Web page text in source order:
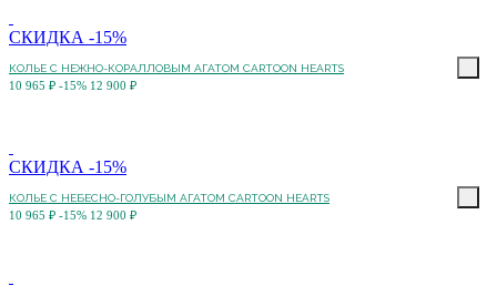
СКИДКА -15%
КОЛЬЕ C НЕЖНО-КОРАЛЛОВЫМ АГАТОМ CARTOON HEARTS
10 965 ₽ -15% 12 900 ₽
СКИДКА -15%
КОЛЬЕ C НЕБЕСНО-ГОЛУБЫМ АГАТОМ CARTOON HEARTS
10 965 ₽ -15% 12 900 ₽